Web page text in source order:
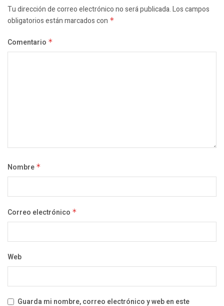
Tu dirección de correo electrónico no será publicada.Los campos
obligatorios están marcados con *
Comentario *
Nombre *
Correo electrónico *
Web
Guarda mi nombre, correo electrónico y web en este